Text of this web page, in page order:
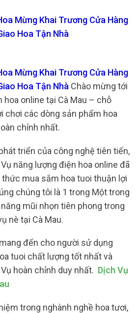
Mừng Khai Trương Cửa Hàng
Hoa Tận Nhà
Mừng Khai Trương Cửa Hàng
Hoa Tận Nhà Chào mừng tới
hoa online tại Cà Mau – chỗ
chơi các dòng sản phẩm hoa
chỉnh nhất.
triển của công nghệ tiên tiến,
năng lượng điện hoa online đã
mua sắm hoa tuoi thuận lợi
chúng tôi là 1 trong Một trong
mũi nhọn tiên phong trong
nè tại Cà Mau.
đến cho người sử dụng
tuoi chất lượng tốt nhất và
hoàn chỉnh duy nhất. Dịch Vụ
trong nghành nghề hoa tươi,